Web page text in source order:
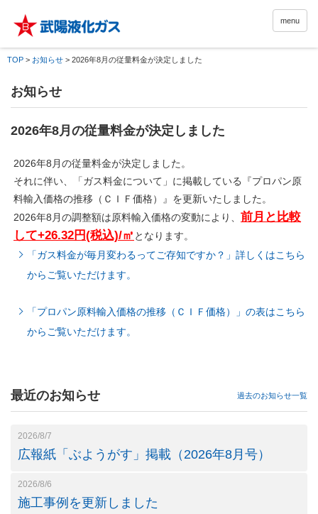
menu
TOP > お知らせ > 2026年8月の従量料金が決定しました
お知らせ
2026年8月の従量料金が決定しました
2026年8月の従量料金が決定しました。
それに伴い、「ガス料金について」に掲載している『プロパン原
料輸入価格の推移（ＣＩＦ価格）』を更新いたしました。
2026年8月の調整額は原料輸入価格の変動により、 前月と比較
して+26.32円(税込)/㎥ となります。
「ガス料金が毎月変わるってご存知ですか？」詳しくはこちら
からご覧いただけます。
「プロパン原料輸入価格の推移（ＣＩＦ価格）」の表はこちら
からご覧いただけます。
最近のお知らせ
2026/8/7
広報紙「ぶようがす」掲載（2026年8月号）
2026/8/6
施工事例を更新しました
過去のお知らせ一覧